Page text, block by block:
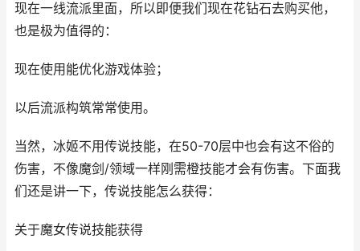
现在一线流派里面，所以即便我们现在花钻石去购买他，
也是极为值得的：
现在使用能优化游戏体验；
以后流派构筑常常使用。
当然，冰姬不用传说技能，在50-70层中也会有这不俗的
伤害，不像魔剑/领域一样刚需橙技能才会有伤害。下面我
们还是讲一下，传说技能怎么获得：
关于魔女传说技能获得